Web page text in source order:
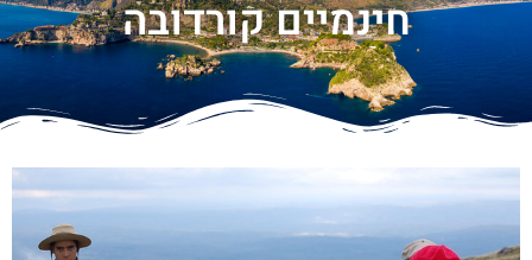
חינמיים קורדובה